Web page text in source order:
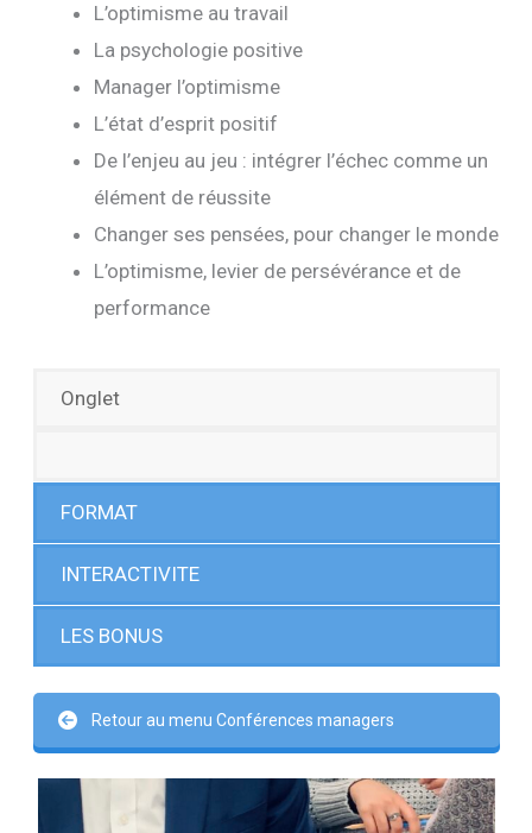
L’optimisme au travail
La psychologie positive
Manager l’optimisme
L’état d’esprit positif
De l’enjeu au jeu : intégrer l’échec comme un
élément de réussite
Changer ses pensées, pour changer le monde
L’optimisme, levier de persévérance et de
performance
Onglet
FORMAT
INTERACTIVITE
LES BONUS
Retour au menu Conférences managers